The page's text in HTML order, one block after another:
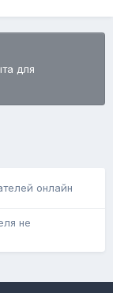
для
онлайн
не